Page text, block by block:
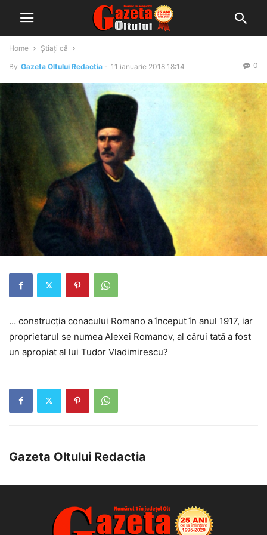
Home Știați că
By Gazeta Oltului Redactia - 11 ianuarie 2018 18:14 0
… construcția conacului Romano a început în anul 1917, iar
proprietarul se numea Alexei Romanov, al cărui tată a fost
un apropiat al lui Tudor Vladimirescu?
Gazeta Oltului Redactia